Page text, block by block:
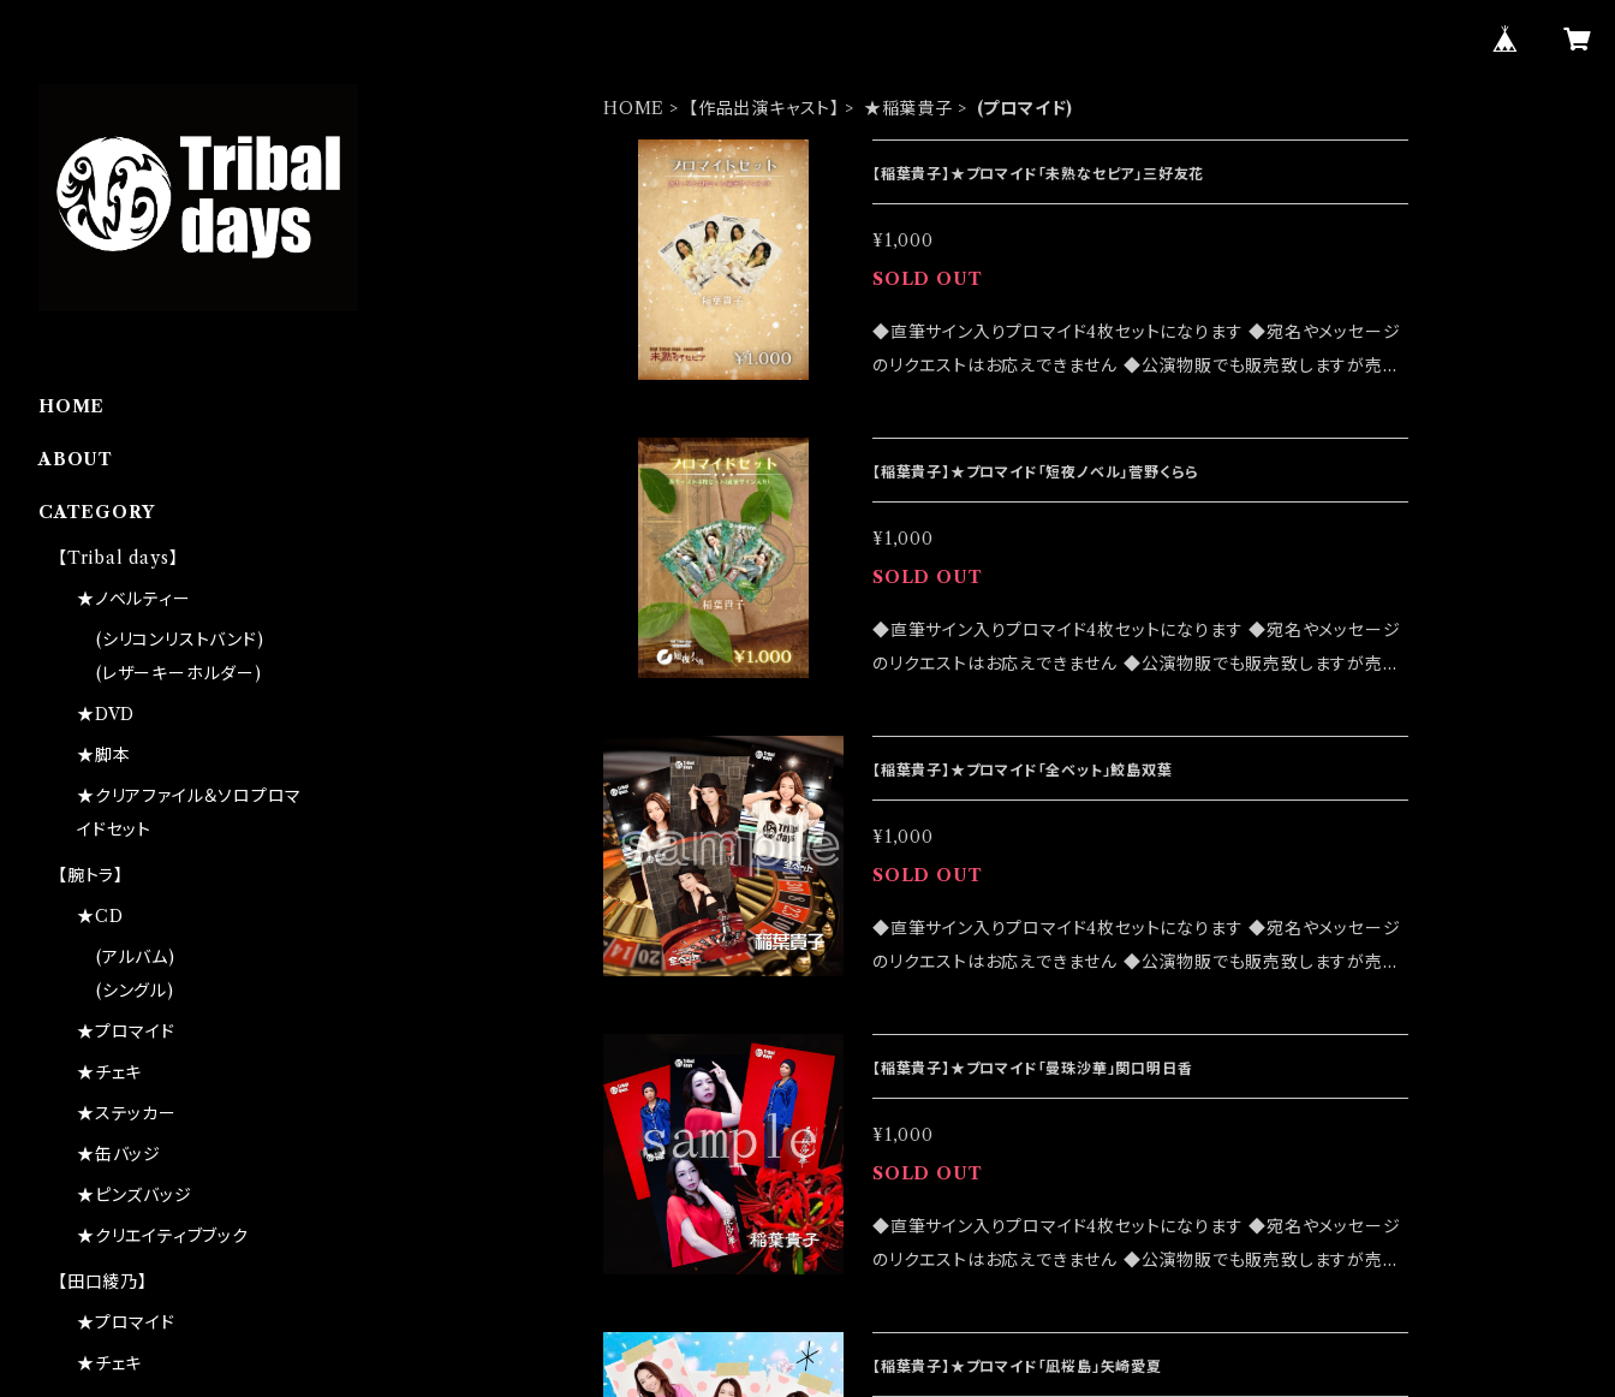
HOME 【作品出演キャスト】 ★稲葉貴子 (プロマイド)
【稲葉貴子】★プロマイド「未熟なセピア」三好友花
¥1,000
SOLD OUT
◆直筆サイン入りプロマイド4枚セットになります ◆宛名やメッセージ
のリクエストはお応えできません ◆公演物販でも販売致しますが売切
ンラインショップでのご注文をお願い致します ◆発送は2024/03/02
イベント「大感謝祭」後になります
【稲葉貴子】★プロマイド「短夜ノベル」菅野くらら
¥1,000
SOLD OUT
◆直筆サイン入りプロマイド4枚セットになります ◆宛名やメッセージ
のリクエストはお応えできません ◆公演物販でも販売致しますが売切
ンラインショップでのご注文をお願い致します ◆発送は2023/08/19
イベント「大感謝祭」後になります
【稲葉貴子】★プロマイド「全ベット」鮫島双葉
¥1,000
SOLD OUT
◆直筆サイン入りプロマイド4枚セットになります ◆宛名やメッセージ
のリクエストはお応えできません ◆公演物販でも販売致しますが売切
ンラインショップでのご注文をお願い致します ◆発送は2022/11/13 イ
ベント「全ベット大感謝祭」後になります
【稲葉貴子】★プロマイド「曼珠沙華」関口明日香
¥1,000
SOLD OUT
◆直筆サイン入りプロマイド4枚セットになります ◆宛名やメッセージ
のリクエストはお応えできません ◆公演物販でも販売致しますが売切
ンラインショップでのご注文をお願い致します ◆発送は 2022/07/24
イベント「大感謝祭」後になります
【稲葉貴子】★プロマイド「凪桜島」矢崎愛夏
HOME
ABOUT
CATEGORY
【Tribal days】
★ノベルティー
(シリコンリストバンド)
(レザーキーホルダー)
★DVD
★脚本
★クリアファイル＆ソロプロマ
イドセット
【腕トラ】
★CD
(アルバム)
(シングル)
★プロマイド
★チェキ
★ステッカー
★缶バッジ
★ピンズバッジ
★クリエイティブブック
【田口綾乃】
★プロマイド
★チェキ